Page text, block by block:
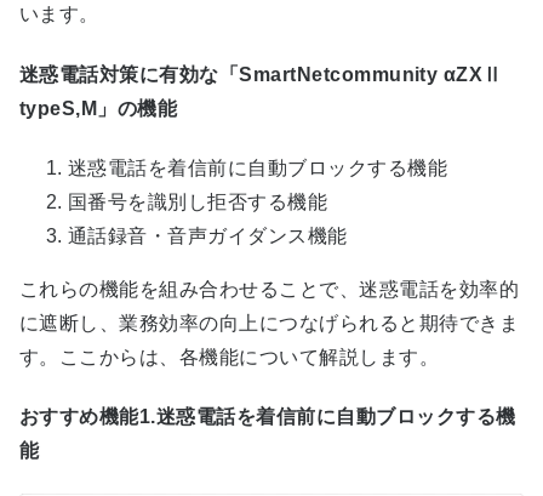
います。
迷惑電話対策に有効な「SmartNetcommunity αZXⅡ
typeS,M」の機能
迷惑電話を着信前に自動ブロックする機能
国番号を識別し拒否する機能
通話録音・音声ガイダンス機能
これらの機能を組み合わせることで、迷惑電話を効率的
に遮断し、業務効率の向上につなげられると期待できま
す。ここからは、各機能について解説します。
おすすめ機能1.迷惑電話を着信前に自動ブロックする機
能